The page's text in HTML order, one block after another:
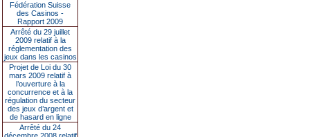
Fédération Suisse
des Casinos -
Rapport 2009
Arrêté du 29 juillet
2009 relatif à la
réglementation des
jeux dans les casinos
Projet de Loi du 30
mars 2009 relatif à
l’ouverture à la
concurrence et à la
régulation du secteur
des jeux d’argent et
de hasard en ligne
Arrêté du 24